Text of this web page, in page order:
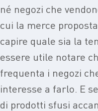
né negozi che
cui la merce
capire quale sia la
essere utile notare
frequenta i negozi
interesse a farlo. E
di prodotti sfusi